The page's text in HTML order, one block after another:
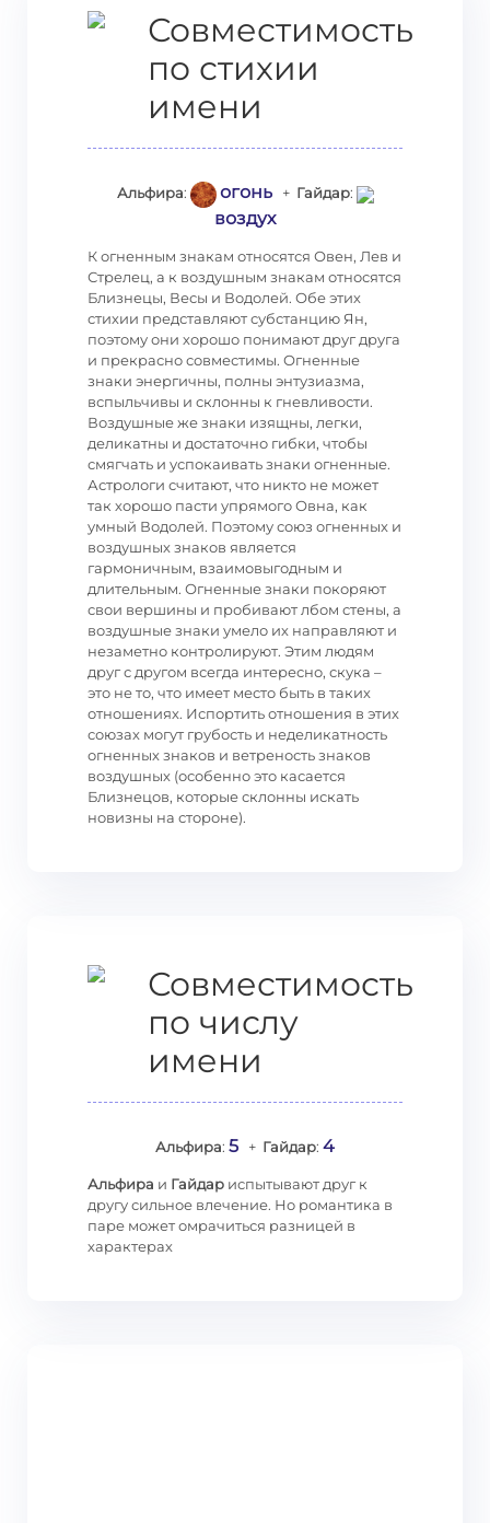
Совместимость
по стихии
имени
Альфира: огонь+ Гайдар:
воздух
К огненным знакам относятся Овен, Лев и
Стрелец, а к воздушным знакам относятся
Близнецы, Весы и Водолей. Обе этих
стихии представляют субстанцию Ян,
поэтому они хорошо понимают друг друга
и прекрасно совместимы. Огненные
знаки энергичны, полны энтузиазма,
вспыльчивы и склонны к гневливости.
Воздушные же знаки изящны, легки,
деликатны и достаточно гибки, чтобы
смягчать и успокаивать знаки огненные.
Астрологи считают, что никто не может
так хорошо пасти упрямого Овна, как
умный Водолей. Поэтому союз огненных и
воздушных знаков является
гармоничным, взаимовыгодным и
длительным. Огненные знаки покоряют
свои вершины и пробивают лбом стены, а
воздушные знаки умело их направляют и
незаметно контролируют. Этим людям
друг с другом всегда интересно, скука –
это не то, что имеет место быть в таких
отношениях. Испортить отношения в этих
союзах могут грубость и неделикатность
огненных знаков и ветреность знаков
воздушных (особенно это касается
Близнецов, которые склонны искать
новизны на стороне).
Совместимость
по числу
имени
Альфира: 5 + Гайдар: 4
Альфира и Гайдар испытывают друг к
другу сильное влечение. Но романтика в
паре может омрачиться разницей в
характерах